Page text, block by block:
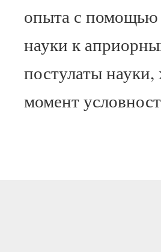
опыта с помощью
науки к
постулаты
момент